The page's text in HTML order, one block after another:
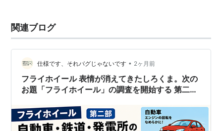
関連ブログ
仕様です、それバグじゃないです • 2ヶ月前
フライホイール 表情が消えてきたしろくま。次の
お題「フライホイール」の調査を開始する 第二部